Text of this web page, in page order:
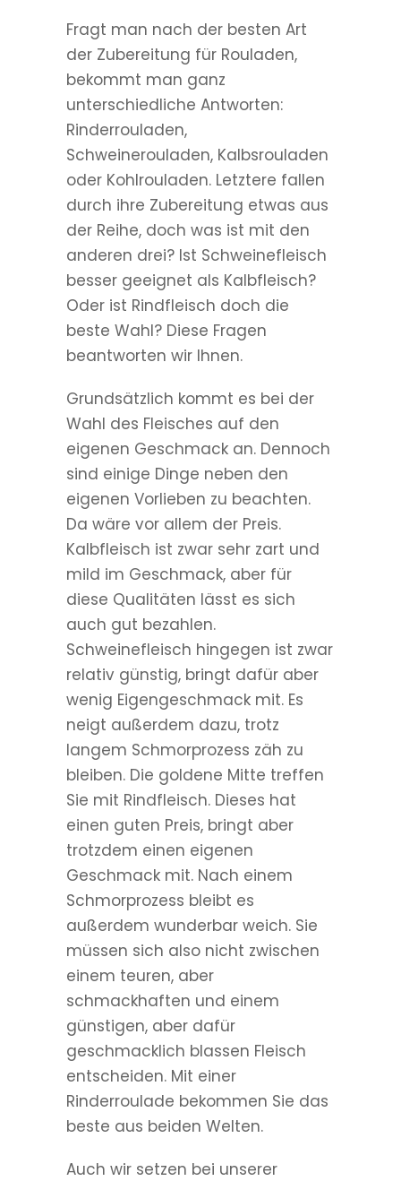
Fragt man nach der besten Art
der Zubereitung für Rouladen,
bekommt man ganz
unterschiedliche Antworten:
Rinderrouladen,
Schweinerouladen, Kalbsrouladen
oder Kohlrouladen. Letztere fallen
durch ihre Zubereitung etwas aus
der Reihe, doch was ist mit den
anderen drei? Ist Schweinefleisch
besser geeignet als Kalbfleisch?
Oder ist Rindfleisch doch die
beste Wahl? Diese Fragen
beantworten wir Ihnen.
Grundsätzlich kommt es bei der
Wahl des Fleisches auf den
eigenen Geschmack an. Dennoch
sind einige Dinge neben den
eigenen Vorlieben zu beachten.
Da wäre vor allem der Preis.
Kalbfleisch ist zwar sehr zart und
mild im Geschmack, aber für
diese Qualitäten lässt es sich
auch gut bezahlen.
Schweinefleisch hingegen ist zwar
relativ günstig, bringt dafür aber
wenig Eigengeschmack mit. Es
neigt außerdem dazu, trotz
langem Schmorprozess zäh zu
bleiben. Die goldene Mitte treffen
Sie mit Rindfleisch. Dieses hat
einen guten Preis, bringt aber
trotzdem einen eigenen
Geschmack mit. Nach einem
Schmorprozess bleibt es
außerdem wunderbar weich. Sie
müssen sich also nicht zwischen
einem teuren, aber
schmackhaften und einem
günstigen, aber dafür
geschmacklich blassen Fleisch
entscheiden. Mit einer
Rinderroulade bekommen Sie das
beste aus beiden Welten.
Auch wir setzen bei unserer